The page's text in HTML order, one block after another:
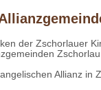
der Zschorlauer
Allianz in